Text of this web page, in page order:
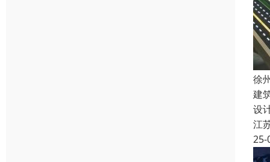
徐
建
设
江
25-